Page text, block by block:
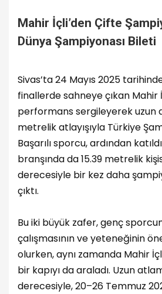
Mahir İçli’den Çifte
Dünya Şampiyonası Bileti
Sivas’ta 24 Mayıs 2025
finallerde sahneye çıkan
performans sergileyerek uzun
metrelik atlayışıyla Türkiye
Başarılı sporcu, ardından
branşında da 15.39 metrelik
derecesiyle bir kez daha
çıktı.
Bu iki büyük zafer, genç
çalışmasının ve yeteneğinin
olurken, aynı zamanda Mahir
bir kapıyı da araladı. Uzun
derecesiyle, 20–26 Temmuz